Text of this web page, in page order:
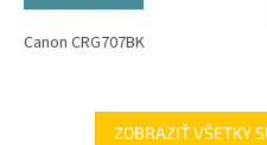
Canon CRG707BK
ZOBRAZIŤ VŠETKY